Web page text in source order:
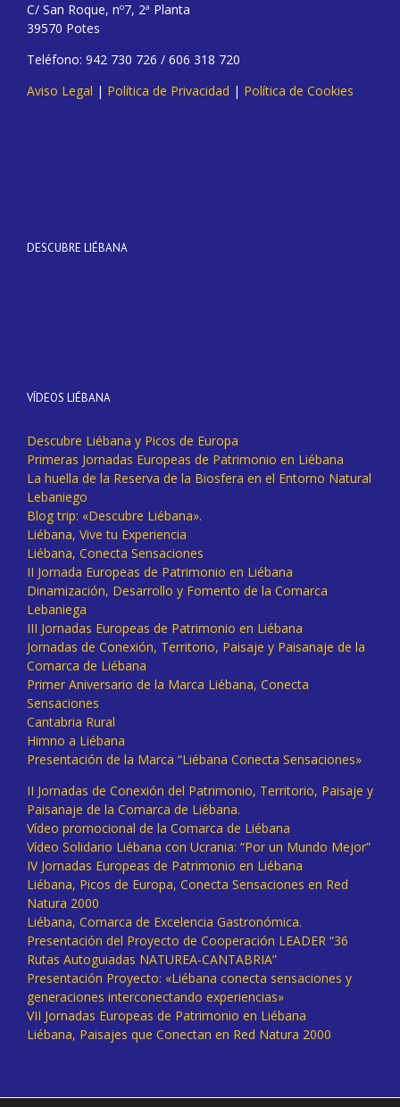
C/ San Roque, nº7, 2ª Planta
39570 Potes
Teléfono: 942 730 726 / 606 318 720
Aviso Legal | Política de Privacidad | Política de Cookies
DESCUBRE LIÉBANA
VÍDEOS LIÉBANA
Descubre Liébana y Picos de Europa
Primeras Jornadas Europeas de Patrimonio en Liébana
La huella de la Reserva de la Biosfera en el Entorno Natural
Lebaniego
Blog trip: «Descubre Liébana».
Liébana, Vive tu Experiencia
Liébana, Conecta Sensaciones
II Jornada Europeas de Patrimonio en Liébana
Dinamización, Desarrollo y Fomento de la Comarca
Lebaniega
III Jornadas Europeas de Patrimonio en Liébana
Jornadas de Conexión, Territorio, Paisaje y Paisanaje de la
Comarca de Liébana
Primer Aniversario de la Marca Liébana, Conecta
Sensaciones
Cantabria Rural
Himno a Liébana
Presentación de la Marca “Liébana Conecta Sensaciones»
II Jornadas de Conexión del Patrimonio, Territorio, Paisaje y
Paisanaje de la Comarca de Liébana.
Vídeo promocional de la Comarca de Liébana
Vídeo Solidario Liébana con Ucrania: “Por un Mundo Mejor”
IV Jornadas Europeas de Patrimonio en Liébana
Liébana, Picos de Europa, Conecta Sensaciones en Red
Natura 2000
Liébana, Comarca de Excelencia Gastronómica.
Presentación del Proyecto de Cooperación LEADER “36
Rutas Autoguiadas NATUREA-CANTABRIA”
Presentación Proyecto: «Liébana conecta sensaciones y
generaciones interconectando experiencias»
VII Jornadas Europeas de Patrimonio en Liébana
Liébana, Paisajes que Conectan en Red Natura 2000